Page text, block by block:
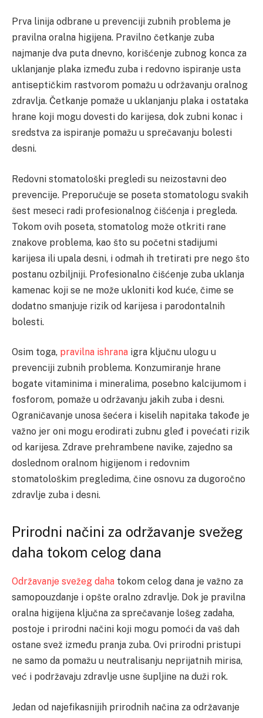
Prva linija odbrane u prevenciji zubnih problema je
pravilna oralna higijena. Pravilno četkanje zuba
najmanje dva puta dnevno, korišćenje zubnog konca za
uklanjanje plaka između zuba i redovno ispiranje usta
antiseptičkim rastvorom pomažu u održavanju oralnog
zdravlja. Četkanje pomaže u uklanjanju plaka i ostataka
hrane koji mogu dovesti do karijesa, dok zubni konac i
sredstva za ispiranje pomažu u sprečavanju bolesti
desni.
Redovni stomatološki pregledi su neizostavni deo
prevencije. Preporučuje se poseta stomatologu svakih
šest meseci radi profesionalnog čišćenja i pregleda.
Tokom ovih poseta, stomatolog može otkriti rane
znakove problema, kao što su početni stadijumi
karijesa ili upala desni, i odmah ih tretirati pre nego što
postanu ozbiljniji. Profesionalno čišćenje zuba uklanja
kamenac koji se ne može ukloniti kod kuće, čime se
dodatno smanjuje rizik od karijesa i parodontalnih
bolesti.
Osim toga, pravilna ishrana igra ključnu ulogu u
prevenciji zubnih problema. Konzumiranje hrane
bogate vitaminima i mineralima, posebno kalcijumom i
fosforom, pomaže u održavanju jakih zuba i desni.
Ograničavanje unosa šećera i kiselih napitaka takođe je
važno jer oni mogu erodirati zubnu gleđ i povećati rizik
od karijesa. Zdrave prehrambene navike, zajedno sa
doslednom oralnom higijenom i redovnim
stomatološkim pregledima, čine osnovu za dugoročno
zdravlje zuba i desni.
Prirodni načini za održavanje svežeg
daha tokom celog dana
Održavanje svežeg daha tokom celog dana je važno za
samopouzdanje i opšte oralno zdravlje. Dok je pravilna
oralna higijena ključna za sprečavanje lošeg zadaha,
postoje i prirodni načini koji mogu pomoći da vaš dah
ostane svež između pranja zuba. Ovi prirodni pristupi
ne samo da pomažu u neutralisanju neprijatnih mirisa,
već i podržavaju zdravlje usne šupljine na duži rok.
Jedan od najefikasnijih prirodnih načina za održavanje